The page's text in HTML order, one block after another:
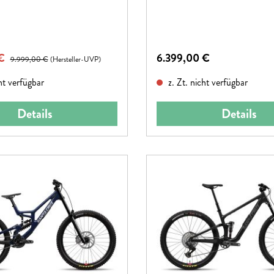
Regulärer Preis:
9.999,00 €(Hersteller-UVP)
verfügbar
Details
Regulärer Preis:
6.399,00 €
z. Zt. nicht verfügbar
Details